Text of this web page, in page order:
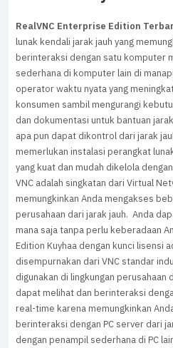
RealVNC Enterprise Edition
lunak kendali jarak jauh yang
berinteraksi dengan satu komputer
sederhana di komputer lain di
operator waktu nyata yang
konsumen sambil mengurangi
dan dokumentasi untuk bantuan
apa pun dapat dikontrol dari jarak
memerlukan instalasi perangkat
yang kuat dan mudah dikelola
VNC adalah singkatan dari Virtual
memungkinkan Anda mengakses
perusahaan dari jarak jauh. Anda
mana saja tanpa perlu keberadaan
Edition Kuyhaa dengan kunci lisensi
disempurnakan dari VNC standar
digunakan di lingkungan
dapat melihat dan berinteraksi
real-time karena memungkinkan
berinteraksi dengan PC server dari
dengan penampil sederhana di PC